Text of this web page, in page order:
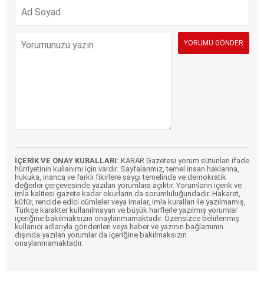
İÇERİK VE ONAY KURALLARI: KARAR Gazetesi yorum sütunları ifade
hürriyetinin kullanımı için vardır. Sayfalarımız, temel insan haklarına,
hukuka, inanca ve farklı fikirlere saygı temelinde ve demokratik
değerler çerçevesinde yazılan yorumlara açıktır. Yorumların içerik ve
imla kalitesi gazete kadar okurların da sorumluluğundadır. Hakaret,
küfür, rencide edici cümleler veya imalar, imla kuralları ile yazılmamış,
Türkçe karakter kullanılmayan ve büyük harflerle yazılmış yorumlar
içeriğine bakılmaksızın onaylanmamaktadır. Özensizce belirlenmiş
kullanıcı adlarıyla gönderilen veya haber ve yazının bağlamının
dışında yazılan yorumlar da içeriğine bakılmaksızın
onaylanmamaktadır.